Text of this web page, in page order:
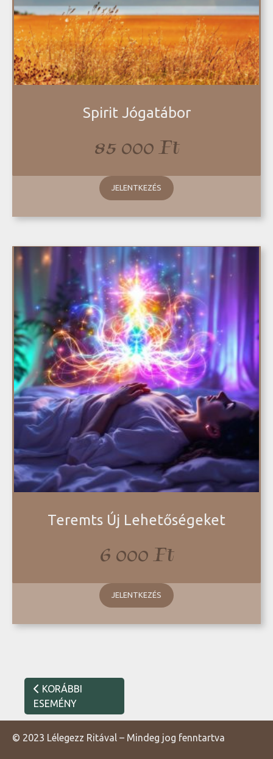
Spirit Jógatábor
85 000Ft
JELENTKEZÉS
Teremts Új Lehetőségeket
6 000Ft
JELENTKEZÉS
KORÁBBI
ESEMÉNY
© 2023 Lélegezz Ritával – Mindeg jog fenntartva